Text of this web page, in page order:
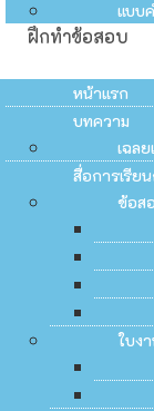
แบบ
ฝึกทำข้อสอบ
หน้าแรก
บทความ
เฉล
สื่อการเรีย
ข้อส
ใบง